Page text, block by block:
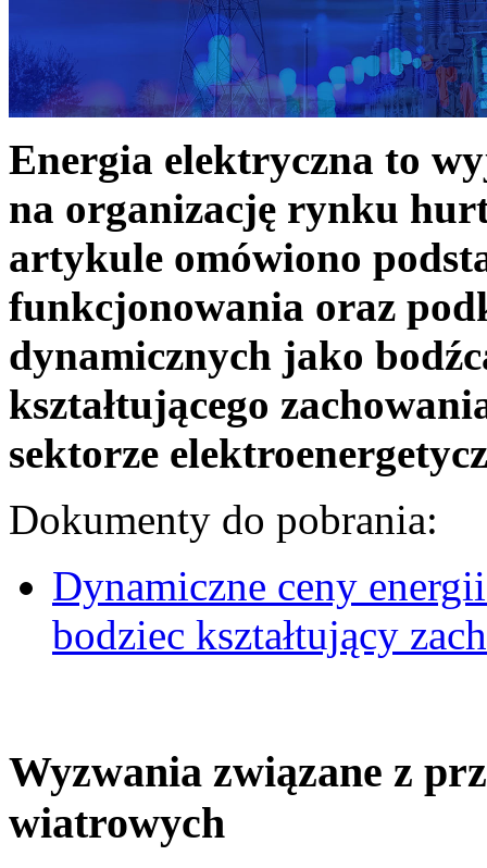
Energia elektryczna to
na organizację rynku
artykule omówiono
funkcjonowania oraz
dynamicznych jako
kształtującego
sektorze
Dokumenty do pobrania:
Dynamiczne ceny
bodziec kształtujący
Wyzwania związane z
wiatrowych